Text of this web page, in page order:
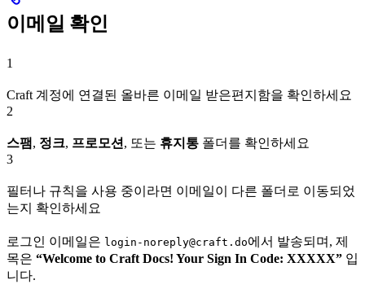
이메일 확인
1
Craft 계정에 연결된 올바른 이메일 받은편지함을 확인하세요
2
스팸, 정크, 프로모션 , 또는 휴지통 폴더를 확인하세요
3
필터나 규칙을 사용 중이라면 이메일이 다른 폴더로 이동되었
는지 확인하세요
로그인 이메일은 login-noreply@craft.do에서 발송되며, 제
목은 “Welcome to Craft Docs! Your Sign In Code: XXXXX” 입
니다.